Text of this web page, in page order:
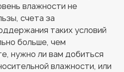
влажности не
счета за
таких условий
больше, чем
нужно ли вам добиться
влажности, или